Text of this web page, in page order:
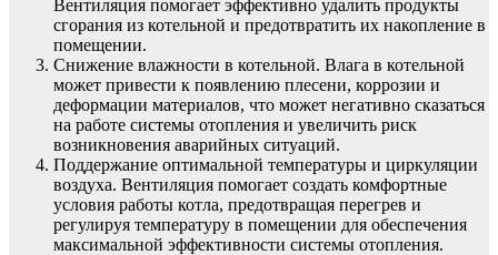
Вентиляция помогает эффективно удалить продукты
сгорания из котельной и предотвратить их накопление в
помещении.
Снижение влажности в котельной. Влага в котельной
может привести к появлению плесени, коррозии и
деформации материалов, что может негативно сказаться
на работе системы отопления и увеличить риск
возникновения аварийных ситуаций.
Поддержание оптимальной температуры и циркуляции
воздуха. Вентиляция помогает создать комфортные
условия работы котла, предотвращая перегрев и
регулируя температуру в помещении для обеспечения
максимальной эффективности системы отопления.